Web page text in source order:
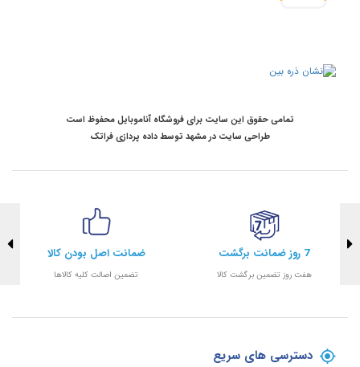
تمامی حقوق این سایت برای فروشگاه آناموبایل محفوظ است
طراحی سایت در مشهد توسطداده پردازی فراتک
7 روز ضمانت برگشت
هفت روز تضمین برگشت کالا
ضمانت اصل بودن کالا
تضمین اصالت کلیه کالاها
دسترسی های سریع